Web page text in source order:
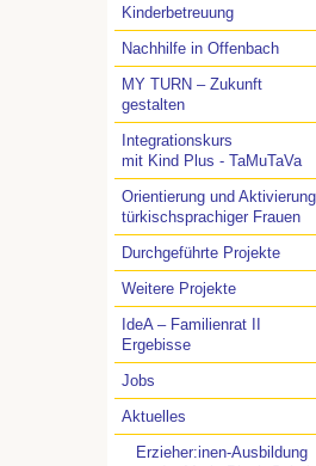
Kinderbetreuung
Nachhilfe in Offenbach
MY TURN – Zukunft
gestalten
Integrationskurs
mit Kind Plus - TaMuTaVa
Orientierung und Aktivierung
türkischsprachiger Frauen
Durchgeführte Projekte
Weitere Projekte
IdeA – Familienrat II
Ergebisse
Jobs
Aktuelles
Erzieher:inen-Ausbildung